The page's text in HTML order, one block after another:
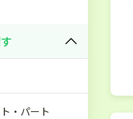
・パート